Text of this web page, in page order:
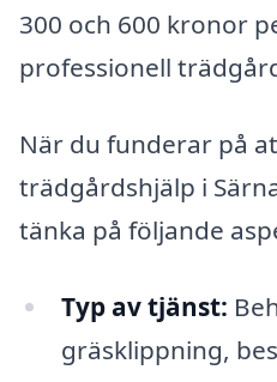
300 och 600 kronor
professionell
När du funderar på
trädgårdshjälp i
tänka på följande
Typ av tjänst:
gräsklippning,